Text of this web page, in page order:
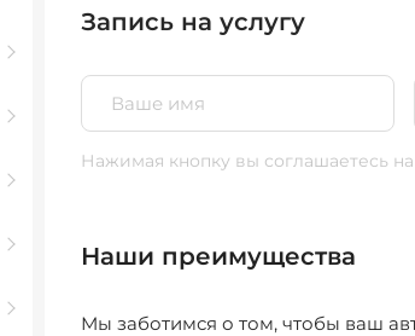
Запись на услугу
Нажимая кнопку вы соглашаетесь
Наши преимущества
Мы заботимся о том, чтобы ваш